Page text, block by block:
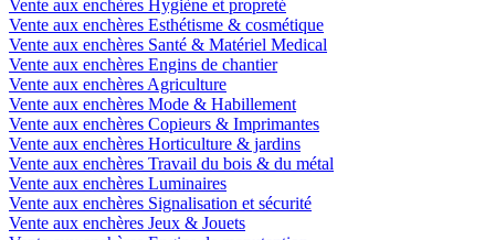
Vente aux enchères Hygiène et propreté
Vente aux enchères Esthétisme & cosmétique
Vente aux enchères Santé & Matériel Medical
Vente aux enchères Engins de chantier
Vente aux enchères Agriculture
Vente aux enchères Mode & Habillement
Vente aux enchères Copieurs & Imprimantes
Vente aux enchères Horticulture & jardins
Vente aux enchères Travail du bois & du métal
Vente aux enchères Luminaires
Vente aux enchères Signalisation et sécurité
Vente aux enchères Jeux & Jouets